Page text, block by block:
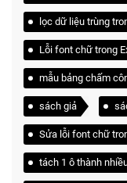
lọc dữ liệu trùng
Lỗi font chữ trong
mẫu bảng chấm
sách giả
Sửa lỗi font chữ
tách 1 ô thành